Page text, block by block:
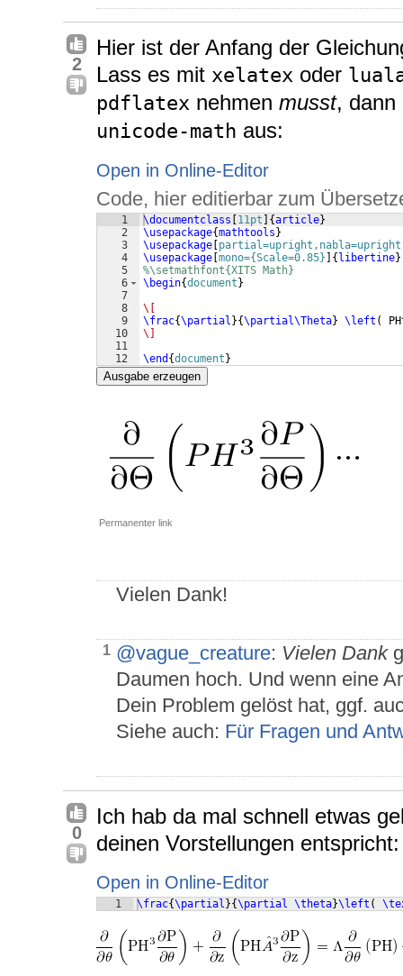
2
Hier ist der Anfang der
Lass es mit xelatex oder
pdflatex nehmen musst, dann
unicode-math aus:
Open in Online-Editor
Code, hier editierbar zum
1
2
3
4
5
6
7
8
9
10
11
12
\documentclass 11pt {article}
\usepackage{mathtools }
\usepackage partial=upright,nabla=upright
\usepackage mono={Scale=0.85} { libertine}
%\setmathfont{XITS Math}
\begin{document }
\[
\frac{\partial }{\partial\Theta} \left (
\]
\end {document }
Ausgabe erzeugen
Permanenter link
Vielen Dank!
1 @vague_creature: Vielen Dank
Daumen hoch. Und wenn eine
Dein Problem gelöst hat, ggf.
Siehe auch: Für Fragen und
0
Ich hab da mal schnell etwas
deinen Vorstellungen entspricht:
Open in Online-Editor
1 \frac{\partial }{\partial \theta}\left (